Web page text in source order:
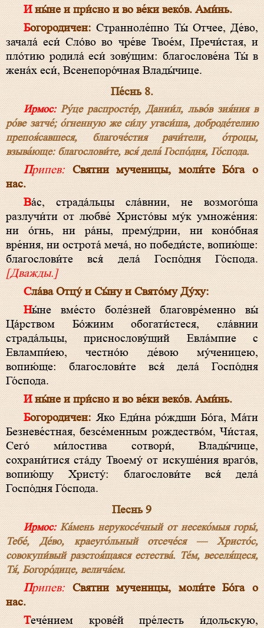
И ны́не и при́сно и во ве́ки веко́в. Ами́нь.
Богородичен: Странноле́пно Ты́ Отчее, Де́во,
зачала́ еси́ Сло́во во чре́ве Твое́м, Пречи́стая, и
пло́тию родила́ еси́ зову́щим: благослове́на Ты́ в
жена́х еси́, Всенепоро́чная Влады́чице.
Пе́снь 8.
Ирмос:Ру́це распросте́р, Дании́л, льво́в зия́ния в
ро́ве затче́; о́гненную же си́лу угаси́ша, доброде́телию
препоя́савшеся, благоче́стия рачи́тели, о́троцы,
взыва́юще: благослови́те, вся́ дела́ Госпо́дня, Го́спода.
Припев: Святии мученицы, моли́те Бо́га о
нас.
Ва́с, страда́льцы сла́внии, не возмого́ша
разлучи́ти от любве́ Христо́вы му́к умноже́ния:
ни о́гнь, ни ра́ны, прему́дрии, ни коно́бная
вре́ния, ни острота́ меча́, но победи́сте, вопию́ще:
благослови́те вся́ дела́ Госпо́дня Го́спода.
[Дважды.]
Сла́ва Отцу́ и Сы́ну и Свято́му Ду́ху:
Ны́не вме́сто боле́зней благовре́менно вы́
Ца́рством Бо́жиим обогати́стеся, сла́внии
страда́льцы, приснослову́щий Евла́мпие с
Евлампи́ею, честно́ю де́вою му́ченицею,
вопию́ще: благослови́те вся́ дела́ Госпо́дня
Го́спода.
И ны́не и при́сно и во ве́ки веко́в. Ами́нь.
Богородичен: Яко Еди́на ро́ждши Бо́га, Ма́ти
Безневе́стная, безсе́менным рождество́м, Чи́стая,
Сего́ ми́лостива сотвори́, Влады́чице,
сохрани́тися ста́ду Твоему́ от искуше́ния враго́в,
вопию́щу Христу́: благослови́те вся́ дела́
Госпо́дня Го́спода.
Песнь 9
Ирмос:Ка́мень нерукосе́чный от несеко́мыя горы́,
Тебе́, Де́во, краеуго́льный отсече́ся — Христо́с,
совокупи́вый разстоя́щаяся естества́. Те́м, веселя́щеся,
Тя́, Богоро́дице, велича́ем.
Припев: Святии мученицы, моли́те Бо́га о
нас.
Тече́нием крове́й пре́лесть и́дольскую,